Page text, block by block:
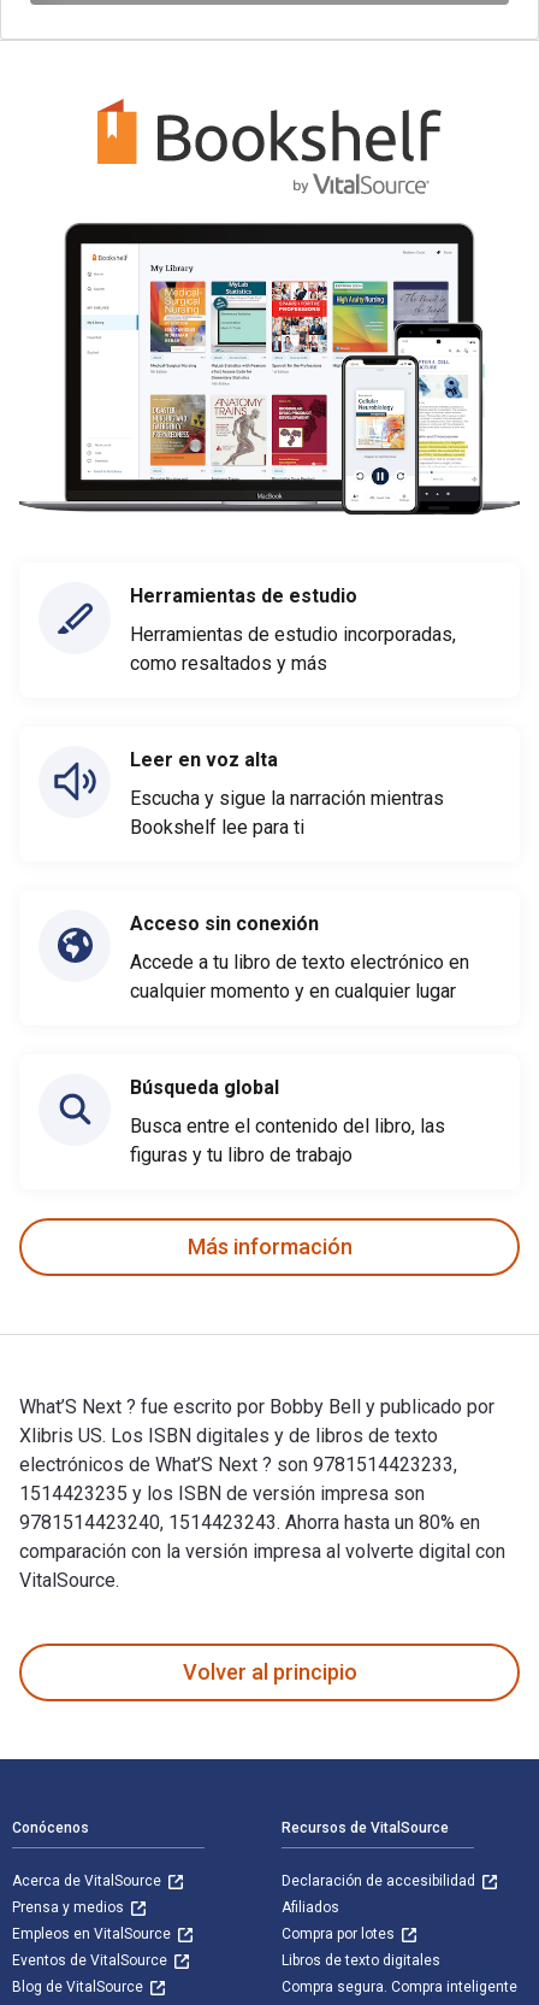
Herramientas de estudio
Herramientas de estudio incorporadas,
como resaltados y más
Leer en voz alta
Escucha y sigue la narración mientras
Bookshelf lee para ti
Acceso sin conexión
Accede a tu libro de texto electrónico en
cualquier momento y en cualquier lugar
Búsqueda global
Busca entre el contenido del libro, las
figuras y tu libro de trabajo
Más información
What’S Next ? fue escrito por Bobby Bell y publicado por
Xlibris US. Los ISBN digitales y de libros de texto
electrónicos de What’S Next ? son 9781514423233,
1514423235 y los ISBN de versión impresa son
9781514423240, 1514423243. Ahorra hasta un 80% en
comparación con la versión impresa al volverte digital con
VitalSource.
Volver al principio
Conócenos
Acerca de VitalSource
Prensa y medios
Empleos en VitalSource
Eventos de VitalSource
Blog de VitalSource
Recursos de VitalSource
Declaración de accesibilidad
Afiliados
Compra por lotes
Libros de texto digitales
Compra segura. Compra inteligente